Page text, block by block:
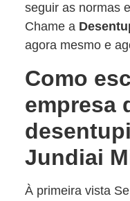
seguir as normas
Chame a
agora mesmo e
Como
empresa
Jundiai
À primeira vista